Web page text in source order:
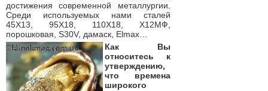
достижения современной металлургии.
Среди используемых нами сталей
45Х13, 95Х18, 110Х18, Х12МФ,
порошковая, S30V, дамаск, Elmax…
Как Вы
относитесь к
утверждению,
что времена
широкого